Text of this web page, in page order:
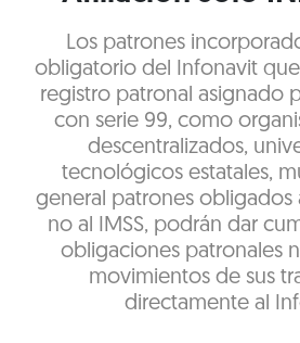
Los patrones
obligatorio del Infonavit
registro patronal asignado
con serie 99, como
descentralizados,
tecnológicos estatales,
general patrones obligados
no al IMSS, podrán dar
obligaciones patronales
movimientos de sus
directamente al